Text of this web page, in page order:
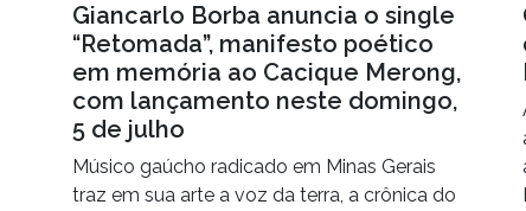
Giancarlo Borba anuncia o single
“Retomada”, manifesto poético
em memória ao Cacique Merong,
com lançamento neste domingo,
5 de julho
Músico gaúcho radicado em Minas Gerais
traz em sua arte a voz da terra, a crônica do